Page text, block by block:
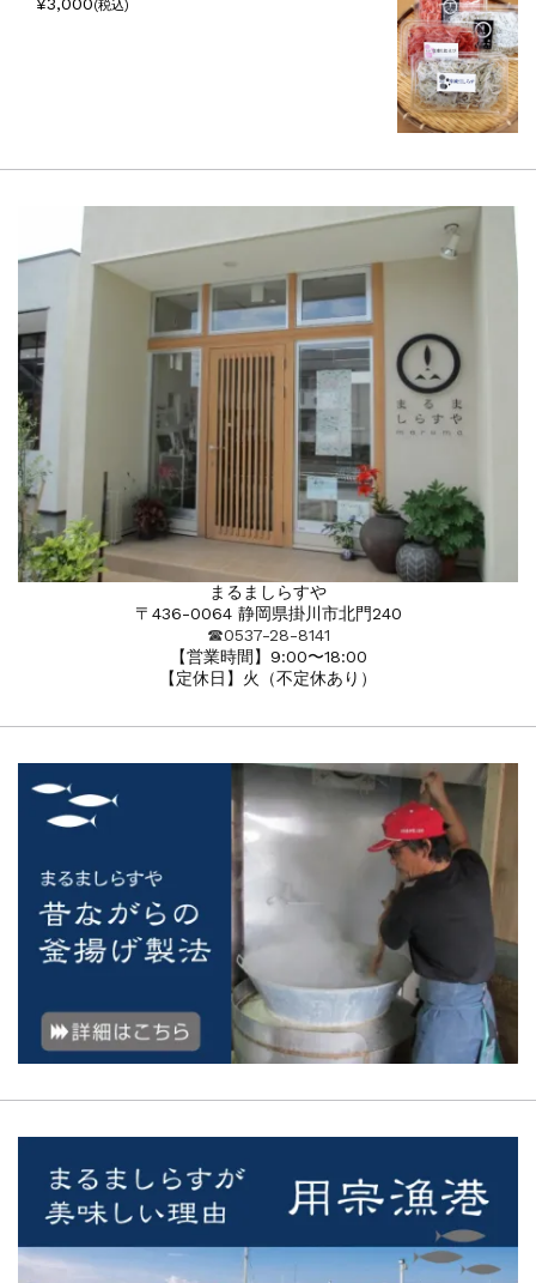
(税込)
まるましらすや
〒436-0064 静岡県掛川市北門240
☎︎0537-28-8141
【営業時間】9:00〜18:00
【定休日】火（不定休あり）